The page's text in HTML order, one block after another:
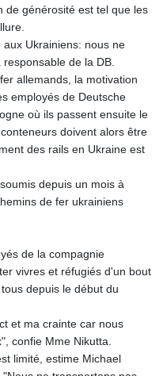
de générosité est tel que les
Ukrainiens: nous ne
de la DB.
allemands, la motivation
employés de Deutsche
où ils passent ensuite le
doivent alors être
des rails en Ukraine est
depuis un mois à
de fer ukrainiens
de la compagnie
vivres et réfugiés d'un bout
depuis le début du
et ma crainte car nous
confie Mme Nikutta.
limité, estime Michael